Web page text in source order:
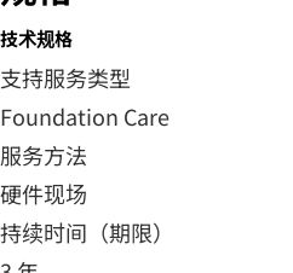
技术规格
支持服务类型
Foundation Care
服务方法
硬件现场
持续时间（期限）